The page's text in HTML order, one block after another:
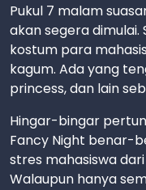
Pukul 7 malam
akan segera
kostum para
kagum. Ada yang
princess, dan lain
Hingar-bingar
Fancy Night benar-
stres mahasiswa
Walaupun hanya